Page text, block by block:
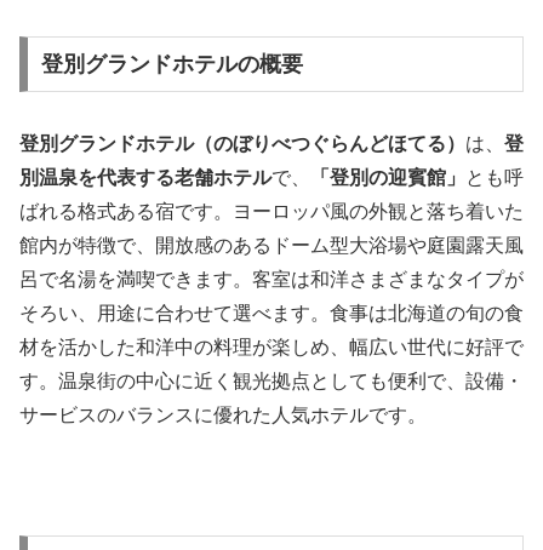
登別グランドホテルの概要
登別グランドホテル（のぼりべつぐらんどほてる） は、 登
別温泉を代表する老舗ホテルで、 「登別の迎賓館」
とも呼
ばれる格式ある宿です。ヨーロッパ風の外観と落ち着いた
館内が特徴で、開放感のあるドーム型大浴場や庭園露天風
呂で名湯を満喫できます。客室は和洋さまざまなタイプが
そろい、用途に合わせて選べます。食事は北海道の旬の食
材を活かした和洋中の料理が楽しめ、幅広い世代に好評で
す。温泉街の中心に近く観光拠点としても便利で、設備・
サービスのバランスに優れた人気ホテルです。